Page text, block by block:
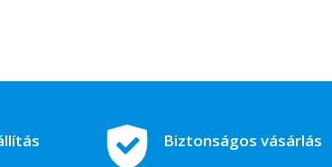
Biztonságos vásárlás